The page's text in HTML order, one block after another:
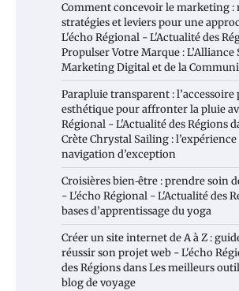
Comment concevoir le marketing :
stratégies et leviers pour une
L'écho Régional - L'Actualité des
Propulser Votre Marque :
Marketing Digital et de la
Parapluie transparent : l’accessoire
esthétique pour affronter la pluie
Régional - L'Actualité des Régions
Crète Chrystal Sailing :
navigation d’exception
Croisières bien‑être : prendre soin
- L'écho Régional - L'Actualité des
bases d’apprentissage du yoga
Créer un site internet de A à Z :
réussir son projet web - L'écho
des RégionsdansLes meilleurs
blog de voyage